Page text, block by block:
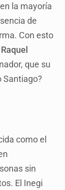
la mayoría
de
Con esto
Raquel
que su
Santiago?
como el
sin
El Inegi